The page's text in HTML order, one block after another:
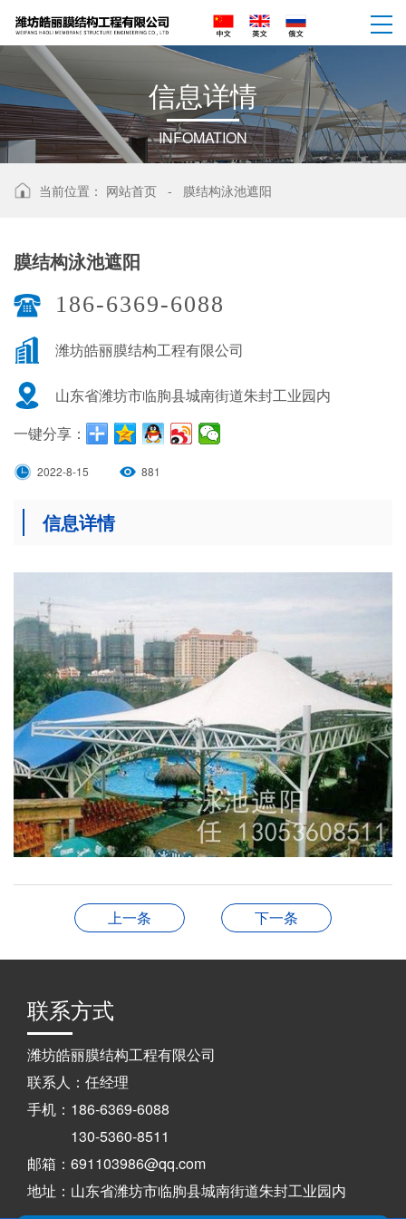
信息详情
INFOMATION
当前位置： 网站首页 - 膜结构泳池遮阳
膜结构泳池遮阳
186-6369-6088
潍坊皓丽膜结构工程有限公司
山东省潍坊市临朐县城南街道朱封工业园内
一键分享：
2022-8-15 881
信息详情
上一条 下一条
联系方式
潍坊皓丽膜结构工程有限公司
联系人：任经理
手机：186-6369-6088
130-5360-8511
邮箱：691103986@qq.com
地址：山东省潍坊市临朐县城南街道朱封工业园内